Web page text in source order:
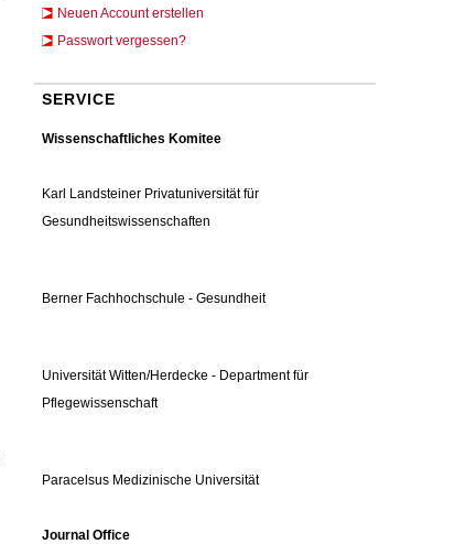
Neuen Account erstellen
Passwort vergessen?
SERVICE
Wissenschaftliches Komitee
Karl Landsteiner Privatuniversität für
Gesundheitswissenschaften
Berner Fachhochschule - Gesundheit
Universität Witten/Herdecke - Department für
Pflegewissenschaft
Paracelsus Medizinische Universität
Journal Office